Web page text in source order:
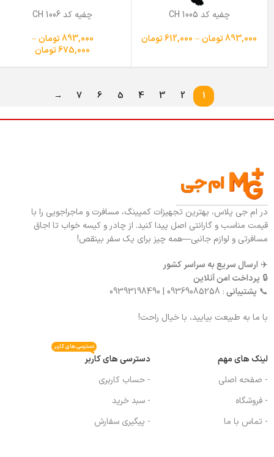
چفیه کد CH 1005
893,000تومان –
612,000تومان
چفیه کد CH 1006
893,000تومان –
675,000تومان
1
2
3
4
5
6
7
→
در ام جی پلاس، بهترین تجهیزات کمپینگ، مسافرت و ماجراجویی را با
قیمت مناسب و گارانتی اصل پیدا کنید. از چادر و کیسه خواب تا اجاق
مسافرتی و لوازم جانبی—همه چیز برای یک سفر بینقص!
✈️ ارسال سریع به سراسر کشور
🔒 پرداخت امن آنلاین
📞 پشتیبانی: 09369085258 | 09393198490
با ما به طبیعت بیایید، با خیال راحت!
لینک های مهم
- صفحه اصلی
- فروشگاه
- تماس با ما
دسترسی های کاربر
دسترسی های کاربر
- حساب کاربری
- سبد خرید
- پیگیری سفارش